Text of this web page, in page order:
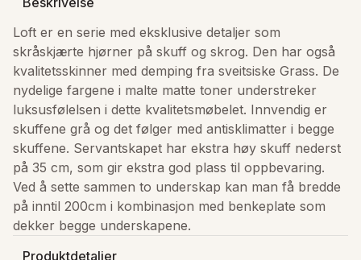
Loft er en serie med eksklusive detaljer som
skråskjærte hjørner på skuff og skrog. Den har også
kvalitetsskinner med demping fra sveitsiske Grass. De
nydelige fargene i malte matte toner understreker
luksusfølelsen i dette kvalitetsmøbelet. Innvendig er
skuffene grå og det følger med antisklimatter i begge
skuffene. Servantskapet har ekstra høy skuff nederst
på 35 cm, som gir ekstra god plass til oppbevaring.
Ved å sette sammen to underskap kan man få bredde
på inntil 200cm i kombinasjon med benkeplate som
dekker begge underskapene.
Produktdetaljer